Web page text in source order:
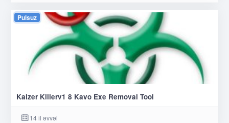
Pulsuz
Kaizer Killerv1 8 Kavo Exe Removal Tool
14 il əvvəl